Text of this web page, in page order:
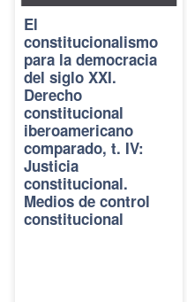
El
constitucionalismo
para la democracia
del siglo XXI.
Derecho
constitucional
iberoamericano
comparado, t. IV:
Justicia
constitucional.
Medios de control
constitucional